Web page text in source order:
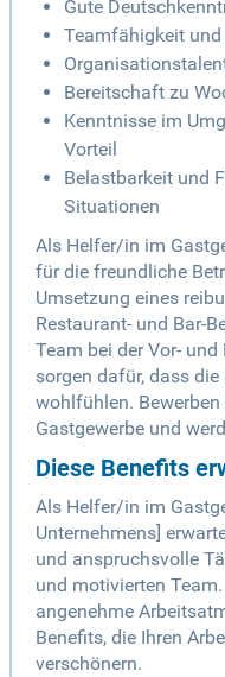
Gute
Teamfähigkeit
Bereitschaft zu
Kenntnisse im
Vorteil
Belastbarkeit und
Situationen
Als Helfer/in im
für die freundliche
Umsetzung eines
Restaurant- und Bar-
Team bei der Vor-
sorgen dafür, dass
wohlfühlen.
Gastgewerbe und
Diese Benefits
Als Helfer/in im
Unternehmens]
und anspruchsvolle
und motivierten
angenehme
Benefits, die Ihren
verschönern.